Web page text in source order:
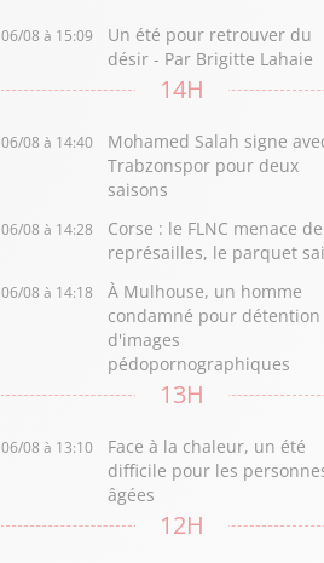
06/08 à 15:09
Un été pour retrouver du
désir - Par Brigitte Lahaie
14H
06/08 à 14:40
Mohamed Salah signe
Trabzonspor pour deux
saisons
06/08 à 14:28
Corse : le FLNC menace de
représailles, le parquet
06/08 à 14:18
À Mulhouse, un homme
condamné pour détention
d'images
pédopornographiques
13H
06/08 à 13:10
Face à la chaleur, un été
difficile pour les
âgées
12H